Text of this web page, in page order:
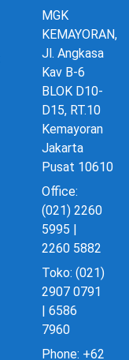
MGK
KEMAYORAN,
Jl. Angkasa
Kav B-6
BLOK D10-
D15, RT.10
Kemayoran
Jakarta
Pusat 10610
Office:
(021) 2260
5995 |
2260 5882
Toko: (021)
2907 0791
| 6586
7960
Phone: +62